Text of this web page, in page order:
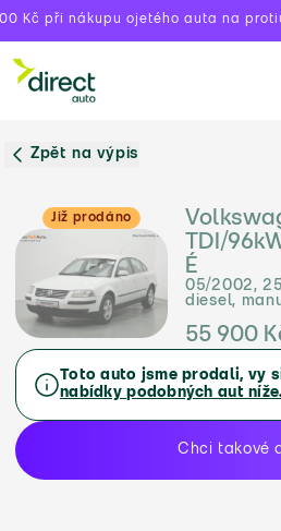
Kč při nákupu ojetého auta na
Zpět na výpis
Již prodáno
TDI/
É
05/2002,
diesel,
55 900
Toto auto jsme prodali, vy
nabídky podobných aut níže.
Chci takové